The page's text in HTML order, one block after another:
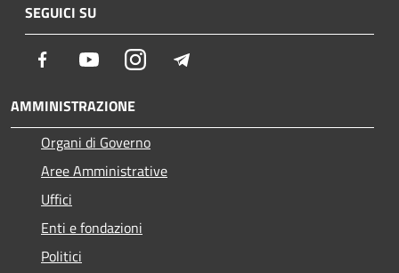
SEGUICI SU
Facebook YoutubeInstagram
AMMINISTRAZIONE
Organi di Governo
Aree Amministrative
Uffici
Enti e fondazioni
Politici